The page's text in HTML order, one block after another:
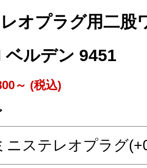
オプラグ用二股
ベルデン 9451
～ (税込)